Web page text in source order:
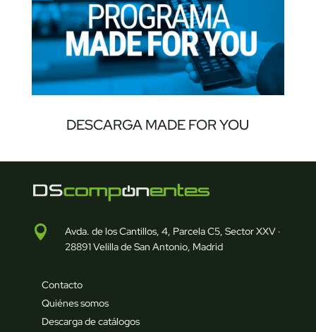
DESCARGA MADE FOR YOU

Avda. de los Cantillos, 4, Parcela C5, Sector XXV ·
28891 Velilla de San Antonio, Madrid
Contacto
Quiénes somos
Descarga de catálogos